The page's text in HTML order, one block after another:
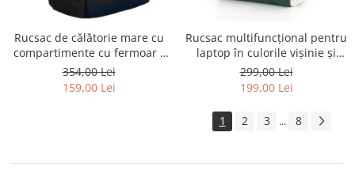
Rucsac de călătorie mare cu
compartimente cu fermoar -
Peterson PTR-PTN PTY-03-
8344 BLUE
354,00 Lei
159,00 Lei
Rucsac multifuncțional pentru
laptop în culorile vișinie și
verde - Himawari PTR-1027-07
299,00 Lei
199,00 Lei
1 2 3 ... 8